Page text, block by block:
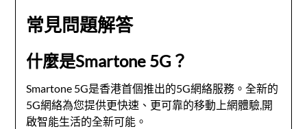
常見問題解答
什麼是Smartone 5G？
Smartone 5G是香港首個推出的5G網絡服務。全新的
5G網絡為您提供更快速、更可靠的移動上網體驗,開
啟智能生活的全新可能。